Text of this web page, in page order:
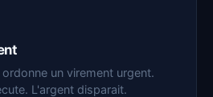
un virement urgent.
L'argent disparait.